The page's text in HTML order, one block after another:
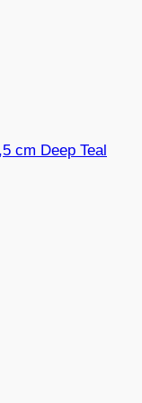
cm Deep Teal